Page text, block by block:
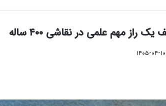
راز مهم علمی در نقاشی ۴۰۰ ساله
۱۴۰۵-۰۴-۱۰